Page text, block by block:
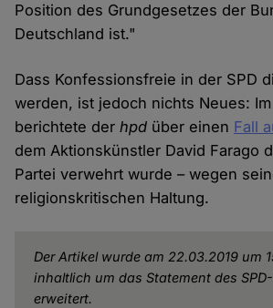
Position des Grundgesetzes der
Deutschland ist."
Dass Konfessionsfreie in der SPD
werden, ist jedoch nichts Neues:
berichtete derhpd über einen Fall
dem Aktionskünstler David Farago
Partei verwehrt wurde – wegen
religionskritischen Haltung.
Der Artikel wurde am 22.03.2019 um
inhaltlich um das Statement des
erweitert.